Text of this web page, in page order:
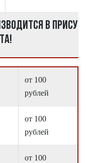
в
от 100
рублей
от 100
рублей
от 100